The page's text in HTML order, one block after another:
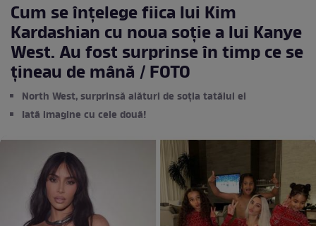
Cum se înțelege fiica lui Kim
Kardashian cu noua soție a lui Kanye
West. Au fost surprinse în timp ce se
țineau de mână / FOTO
North West, surprinsă alături de soția tatălui ei
Iată imagine cu cele două!